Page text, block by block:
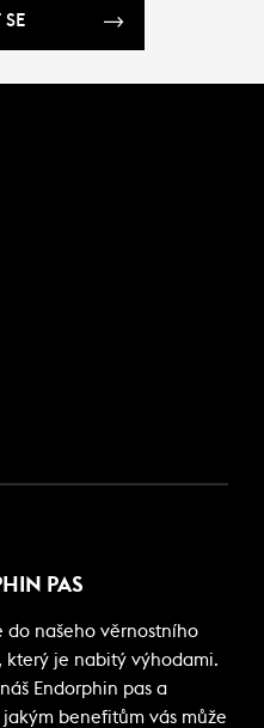
SE
PAS
do našeho věrnostního
který je nabitý výhodami.
Endorphin pas a
benefitům vás může